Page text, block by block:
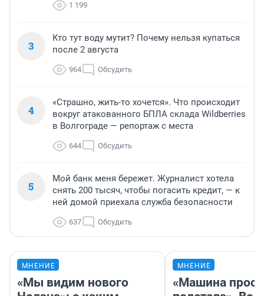
1 199
3
Кто тут воду мутит? Почему нельзя купаться
после 2 августа
964 Обсудить
4
«Страшно, жить-то хочется». Что происходит
вокруг атакованного БПЛА склада Wildberries
в Волгограде — репортаж с места
644 Обсудить
5
Мой банк меня бережет. Журналист хотела
снять 200 тысяч, чтобы погасить кредит, — к
ней домой приехала служба безопасности
637 Обсудить
МНЕНИЕ
«Мы видим нового
МНЕНИЕ
«Машина